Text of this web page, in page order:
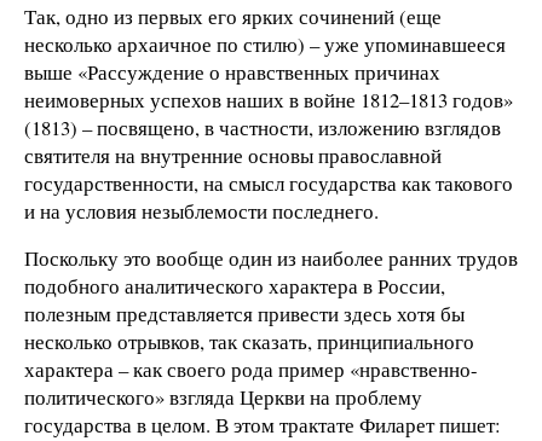
Так, одно из первых его ярких сочинений (еще
несколько архаичное по стилю) – уже упоминавшееся
выше «Рассуждение о нравственных причинах
неимоверных успехов наших в войне 1812–1813 годов»
(1813) – посвящено, в частности, изложению взглядов
святителя на внутренние основы православной
государственности, на смысл государства как такового
и на условия незыблемости последнего.
Поскольку это вообще один из наиболее ранних трудов
подобного аналитического характера в России,
полезным представляется привести здесь хотя бы
несколько отрывков, так сказать, принципиального
характера – как своего рода пример «нравственно-
политического» взгляда Церкви на проблему
государства в целом. В этом трактате Филарет пишет: